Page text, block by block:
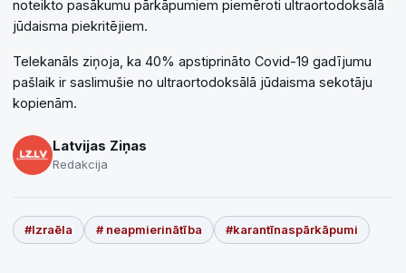
noteikto pasākumu pārkāpumiem piemēroti ultraortodoksālā
jūdaisma piekritējiem.
Telekanāls ziņoja, ka 40% apstiprināto Covid-19 gadījumu
pašlaik ir saslimušie no ultraortodoksālā jūdaisma sekotāju
kopienām.
Latvijas Ziņas
Redakcija
#Izraēla # neapmierinātība #karantīnaspārkāpumi